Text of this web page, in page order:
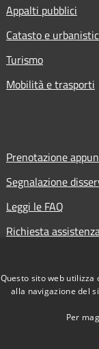
Appalti pubblici
Catasto e
Turismo
Mobilità e trasporti
Prenotazione
Segnalazione
Leggi le FAQ
Richiesta
Questo sito web
alla navigazione del
Per